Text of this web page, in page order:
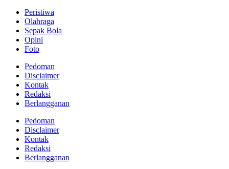
Peristiwa
Olahraga
Sepak Bola
Opini
Foto
Pedoman
Disclaimer
Kontak
Redaksi
Berlangganan
Pedoman
Disclaimer
Kontak
Redaksi
Berlangganan